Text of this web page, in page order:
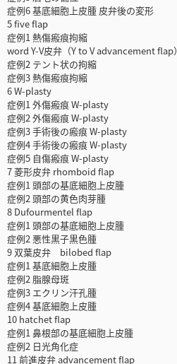
症例6 基底細胞上皮腫 皮弁後の変形
5 five flap
症例1 熱傷瘢痕拘縮
word Y-V皮弁（Y to V advancement flap）
症例2 テント状の拘縮
症例3 熱傷瘢痕拘縮
6 W-plasty
症例1 外傷瘢痕 W-plasty
症例2 外傷瘢痕 W-plasty
症例3 手術後の瘢痕 W-plasty
症例4 手術後の瘢痕 W-plasty
症例5 自傷瘢痕 W-plasty
7 菱形皮弁 rhomboid flap
症例1 頭部の基底細胞上皮腫
症例2 頭部の黄色肉芽腫
8 Dufourmentel flap
症例1 頭部の基底細胞上皮腫
症例2 悪性黒子黒色腫
9 双葉皮弁 bilobed flap
症例1 基底細胞上皮腫
症例2 脂腺母斑
症例3 エクリン汗孔腫
症例4 基底細胞上皮腫
10 hatchet flap
症例1 鼻根部の基底細胞上皮腫
症例2 日光角化症
11 前進皮弁 advancement flap